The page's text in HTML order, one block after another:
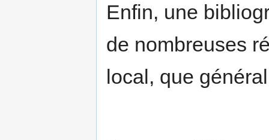
Enfin, une
de nombreuses
local, que